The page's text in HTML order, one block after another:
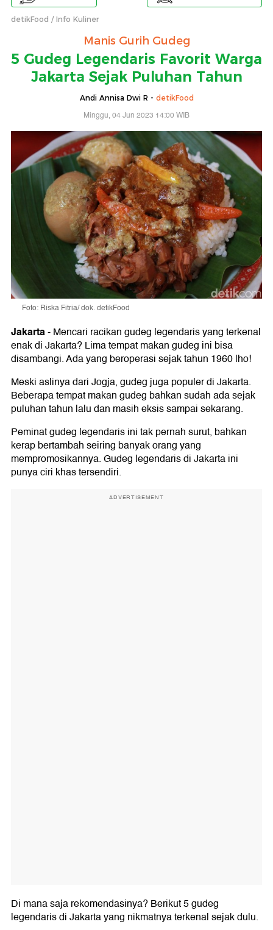
detikFood Info Kuliner
Manis Gurih Gudeg
5 Gudeg Legendaris Favorit Warga
Jakarta Sejak Puluhan Tahun
Andi Annisa Dwi R - detikFood
Minggu, 04 Jun 2023 14:00 WIB
Foto: Riska Fitria/ dok. detikFood
Jakarta-Mencari racikan gudeg legendaris yang terkenal
enak di Jakarta? Lima tempat makan gudeg ini bisa
disambangi. Ada yang beroperasi sejak tahun 1960 lho!
Meski aslinya dari Jogja, gudeg juga populer di Jakarta.
Beberapa tempat makan gudeg bahkan sudah ada sejak
puluhan tahun lalu dan masih eksis sampai sekarang.
Peminat gudeg legendaris ini tak pernah surut, bahkan
kerap bertambah seiring banyak orang yang
mempromosikannya. Gudeg legendaris di Jakarta ini
punya ciri khas tersendiri.
ADVERTISEMENT
Di mana saja rekomendasinya? Berikut 5 gudeg
legendaris di Jakarta yang nikmatnya terkenal sejak dulu.